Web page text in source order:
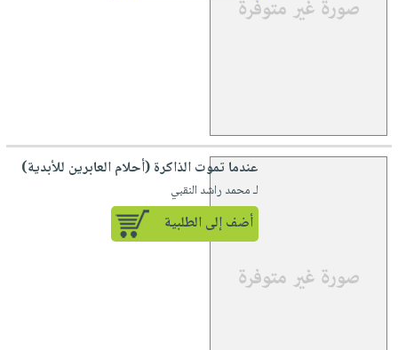
عندما تموت الذاكرة (أحلام العابرين للأبدية)
لـ محمد راشد النقبي
أضف إلى الطلبية